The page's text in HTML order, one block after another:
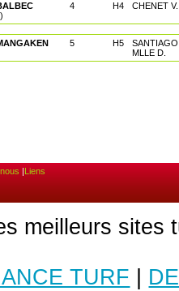
4 H4 CHENET V.
5 H5
SANTIAGO
MLLE D.
|Liens
meilleurs sites
TURF